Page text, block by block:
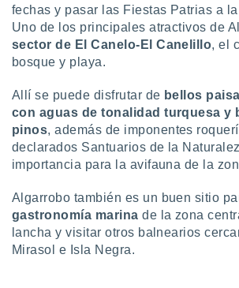
fechas y pasar las Fiestas Patrias a
Uno de los principales atractivos de
sector de El Canelo-El Canelillo, el
bosque y playa.
Allí se puede disfrutar de bellos
con aguas de tonalidad turquesa y
pinos, además de imponentes
declarados Santuarios de la
importancia para la avifauna de la
Algarrobo también es un buen sitio
gastronomía marina de la zona
lancha y visitar otros balnearios
Mirasol e Isla Negra.